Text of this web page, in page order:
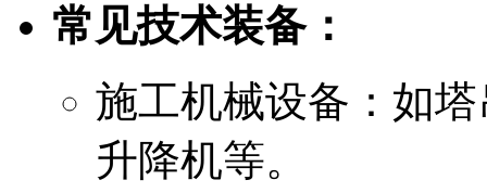
常见技术装备：
施工机械设备：如
升降机等。